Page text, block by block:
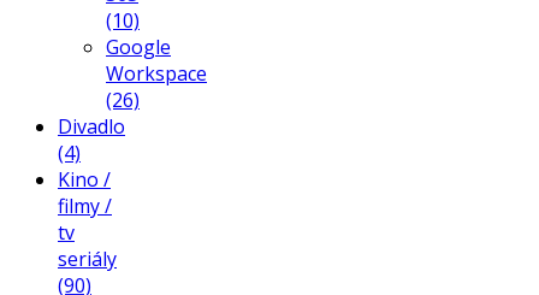
(10)
Google
Workspace
(26)
Divadlo
(4)
Kino /
filmy /
tv
seriály
(90)